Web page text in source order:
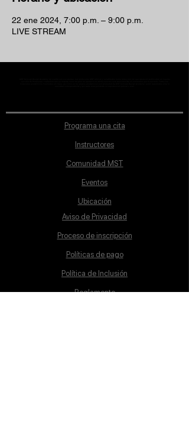
22 ene 2024, 7:00 p.m. – 9:00 p.m.
LIVE STREAM
Programa una cita
Instructores
Comunidad MST
Eventos
Ubicación
Aviso de Privacidad
Proceso de inscripción
Políticas de pago
Política de Inclusión
Reglamento